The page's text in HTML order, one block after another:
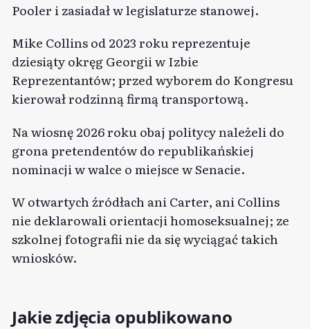
Pooler i zasiadał w legislaturze stanowej.
Mike Collins od 2023 roku reprezentuje
dziesiąty okręg Georgii w Izbie
Reprezentantów; przed wyborem do Kongresu
kierował rodzinną firmą transportową.
Na wiosnę 2026 roku obaj politycy należeli do
grona pretendentów do republikańskiej
nominacji w walce o miejsce w Senacie.
W otwartych źródłach ani Carter, ani Collins
nie deklarowali orientacji homoseksualnej; ze
szkolnej fotografii nie da się wyciągać takich
wniosków.
Jakie zdjęcia opublikowano